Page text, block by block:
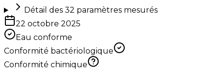
Détail des 32 paramètres mesurés
22 octobre 2025
Eau conforme
Conformité bactériologique
Conformité chimique